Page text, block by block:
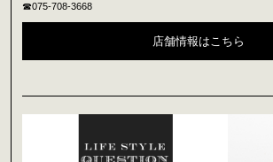
☎075-708-3668
店舗情報はこちら